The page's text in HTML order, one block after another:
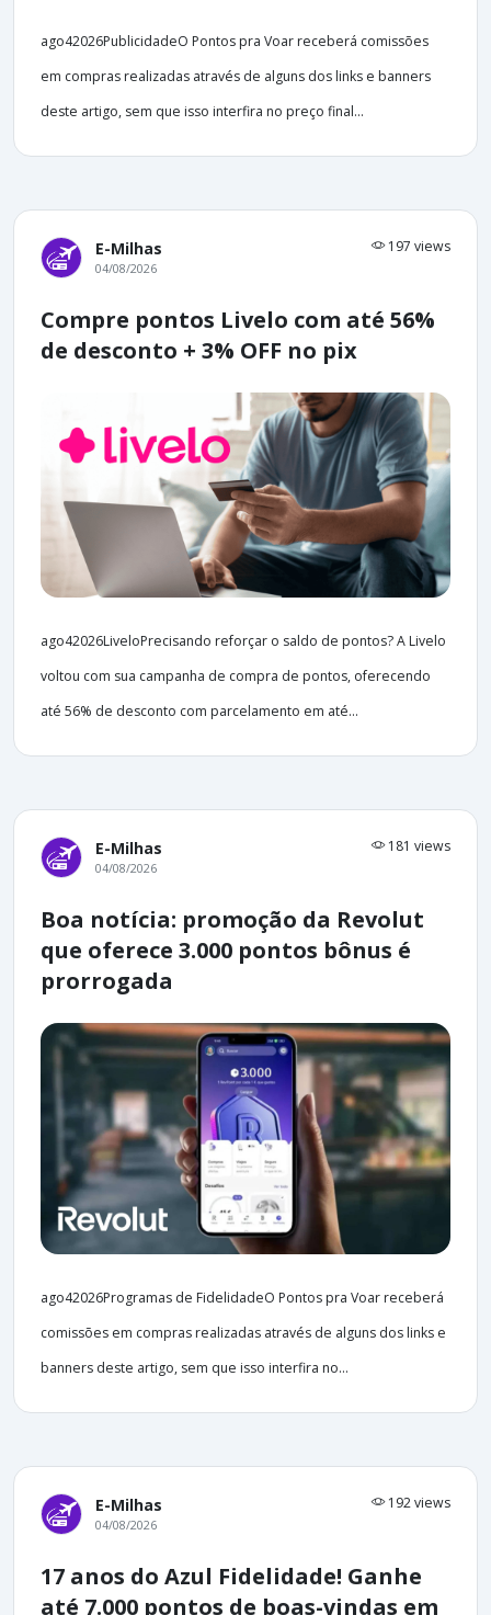
ago42026PublicidadeO Pontos pra Voar receberá comissões
em compras realizadas através de alguns dos links e banners
deste artigo, sem que isso interfira no preço final...
E-Milhas 197 views
04/08/2026
Compre pontos Livelo com até 56%
de desconto + 3% OFF no pix
ago42026LiveloPrecisando reforçar o saldo de pontos? A Livelo
voltou com sua campanha de compra de pontos, oferecendo
até 56% de desconto com parcelamento em até...
E-Milhas 181 views
04/08/2026
Boa notícia: promoção da Revolut
que oferece 3.000 pontos bônus é
prorrogada
ago42026Programas de FidelidadeO Pontos pra Voar receberá
comissões em compras realizadas através de alguns dos links e
banners deste artigo, sem que isso interfira no...
E-Milhas 192 views
04/08/2026
17 anos do Azul Fidelidade! Ganhe
até 7.000 pontos de boas-vindas em